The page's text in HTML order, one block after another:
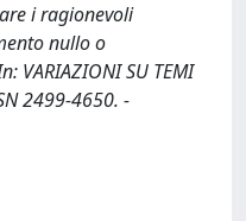
i ragionevoli
nullo o
VARIAZIONI SU TEMI
2499-4650. -